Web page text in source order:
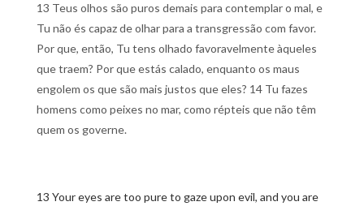
13 Teus olhos são puros demais para contemplar o mal, e
Tu não és capaz de olhar para a transgressão com favor.
Por que, então, Tu tens olhado favoravelmente àqueles
que traem? Por que estás calado, enquanto os maus
engolem os que são mais justos que eles? 14 Tu fazes
homens como peixes no mar, como répteis que não têm
quem os governe.
13 Your eyes are too pure to gaze upon evil, and you are